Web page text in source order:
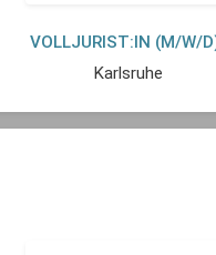
VOLLJURIST:IN (M/W/
Karlsruhe